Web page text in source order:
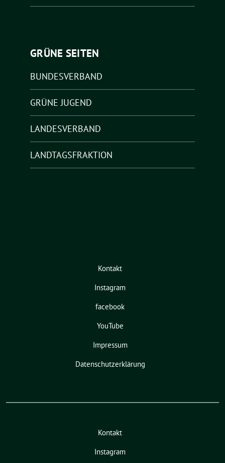
GRÜNE SEITEN
BUNDESVERBAND
GRÜNE JUGEND
LANDESVERBAND
LANDTAGSFRAKTION
Kontakt
Instagram
facebook
YouTube
Impressum
Datenschutzerklärung
Kontakt
Instagram